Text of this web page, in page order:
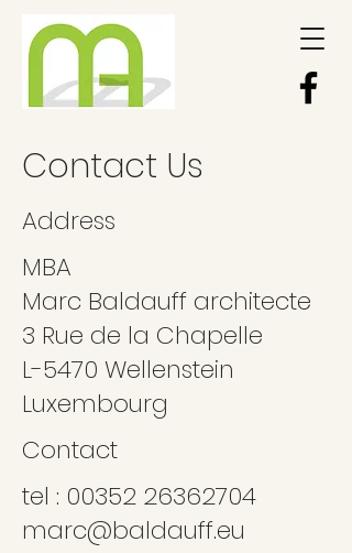
Contact Us
Address
MBA
Marc Baldauff architecte
3 Rue de la Chapelle
L-5470 Wellenstein
Luxembourg
Contact
tel : 00352 26362704
marc@baldauff.eu